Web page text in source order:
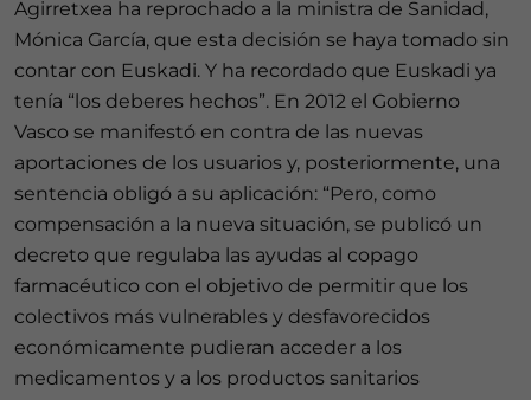
Agirretxea ha reprochado a la ministra de Sanidad,
Mónica García, que esta decisión se haya tomado sin
contar con Euskadi. Y ha recordado que Euskadi ya
tenía “los deberes hechos”. En 2012 el Gobierno
Vasco se manifestó en contra de las nuevas
aportaciones de los usuarios y, posteriormente, una
sentencia obligó a su aplicación: “Pero, como
compensación a la nueva situación, se publicó un
decreto que regulaba las ayudas al copago
farmacéutico con el objetivo de permitir que los
colectivos más vulnerables y desfavorecidos
económicamente pudieran acceder a los
medicamentos y a los productos sanitarios